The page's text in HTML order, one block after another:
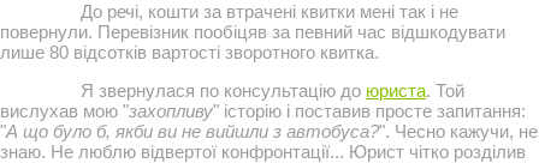
До речі, кошти за втрачені квитки мені так і не
повернули. Перевізник пообіцяв за певний час відшкодувати
лише 80 відсотків вартості зворотного квитка.
Я звернулася по консультацію до юриста. Той
вислухав мою "захопливу" історію і поставив просте запитання:
"А що було б, якби ви не вийшли з автобуса?". Чесно кажучи, не
знаю. Не люблю відвертої конфронтації... Юрист чітко розділив